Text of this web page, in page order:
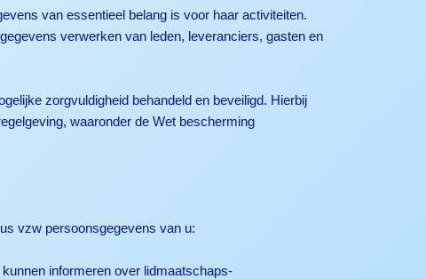
van essentieel belang is voor haar activiteiten.
verwerken van leden, leveranciers, gasten en
zorgvuldigheid behandeld en beveiligd. Hierbij
waaronder de Wet bescherming
vzw persoonsgegevens van u:
informeren over lidmaatschaps-